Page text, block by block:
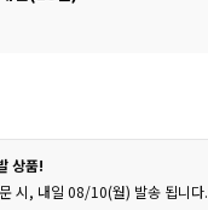
상품!
시, 내일 08/10(월) 발송 됩니다.